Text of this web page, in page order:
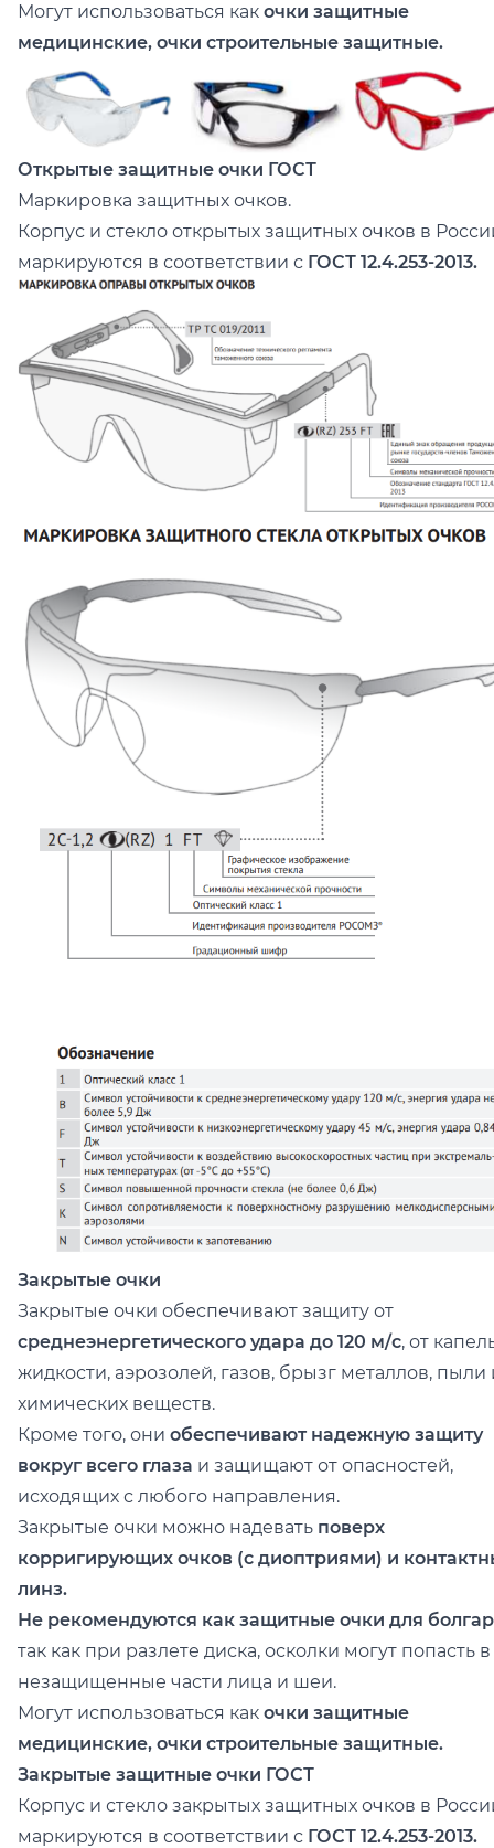
Могут использоваться как очки защитные
медицинские, очки строительные защитные.
Открытые защитные очки ГОСТ
Маркировка защитных очков.
Корпус и стекло открытых защитных очков в
маркируются в соответствии с ГОСТ 12.4.253-2013.
Закрытые очки
Закрытые очки обеспечивают защиту от
среднеэнергетического удара до 120 м/c, от
жидкости, аэрозолей, газов, брызг металлов, пыли
химических веществ.
Кроме того, они обеспечивают надежную защиту
вокруг всего глаза и защищают от опасностей,
исходящих с любого направления.
Закрытые очки можно надевать поверх
корригирующих очков (с диоптриями) и
линз.
Не рекомендуются как защитные очки для
так как при разлете диска, осколки могут попасть в
незащищенные части лица и шеи.
Могут использоваться как очки защитные
медицинские, очки строительные защитные.
Закрытые защитные очки ГОСТ
Корпус и стекло закрытых защитных очков в
маркируются в соответствии с ГОСТ 12.4.253-2013.